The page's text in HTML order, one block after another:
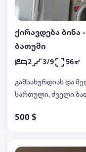
ქირავდება ბინა
ბათუმი
2 3/9 56㎡
გამსახურდიას და
სართული, ძველი
500 $